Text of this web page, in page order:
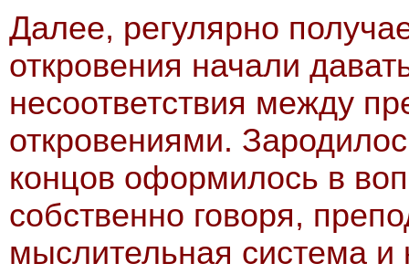
Далее, регулярно
откровения начали
несоответствия между
откровениями.
концов оформилось в
собственно говоря,
мыслительная система и